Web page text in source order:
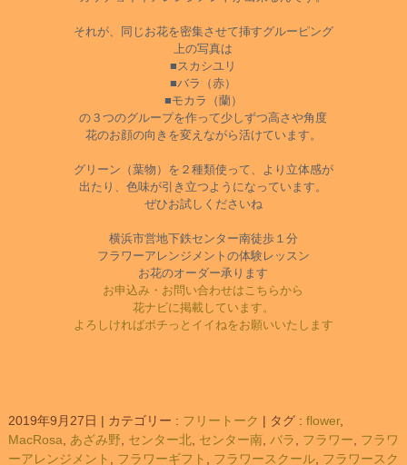
それが、同じお花を密集させて挿すグルーピング
上の写真は
■スカシユリ
■バラ（赤）
■モカラ（蘭）
の３つのグループを作って少しずつ高さや角度
花のお顔の向きを変えながら活けています。
グリーン（葉物）を２種類使って、より立体感が
出たり、色味が引き立つようになっています。
ぜひお試しくださいね
横浜市営地下鉄センター南徒歩１分
フラワーアレンジメントの体験レッスン
お花のオーダー承ります
お申込み・お問い合わせはこちらから
花ナビに掲載しています。
よろしければポチっとイイねをお願いいたします
2019年9月27日 | カテゴリー : フリートーク | タグ : flower,
MacRosa
あざみ野 センター北, センター南, バラ フラワー
フラワ
ーアレンジメント
フラワーギフト フラワースクール, フラワースク